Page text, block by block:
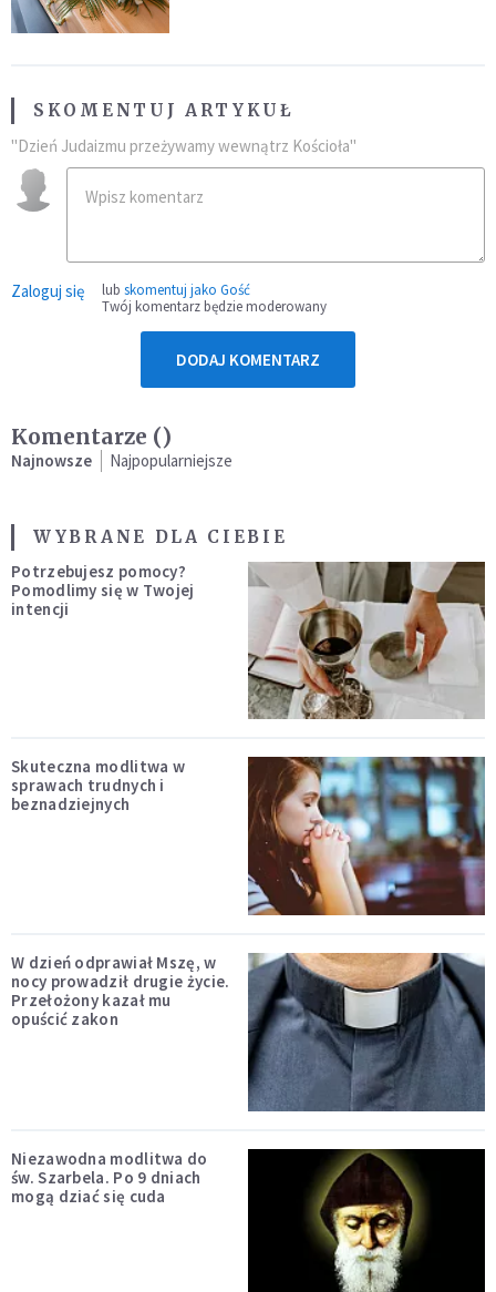
SKOMENTUJ ARTYKUŁ
"Dzień Judaizmu przeżywamy wewnątrz Kościoła"
Zaloguj się lub skomentuj jako Gość
Twój komentarz będzie moderowany
DODAJ KOMENTARZ
Komentarze ()
Najnowsze Najpopularniejsze
WYBRANE DLA CIEBIE
Potrzebujesz pomocy?
Pomodlimy się w Twojej
intencji
Skuteczna modlitwa w
sprawach trudnych i
beznadziejnych
W dzień odprawiał Mszę, w
nocy prowadził drugie życie.
Przełożony kazał mu
opuścić zakon
Niezawodna modlitwa do
św. Szarbela. Po 9 dniach
mogą dziać się cuda